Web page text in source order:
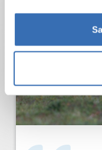
VIA